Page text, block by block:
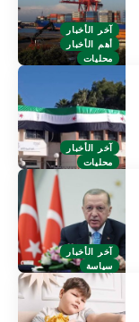
آخر الأخبار
أهم الأخبار
محليات
آخر الأخبار
محليات
آخر الأخبار
سياسة